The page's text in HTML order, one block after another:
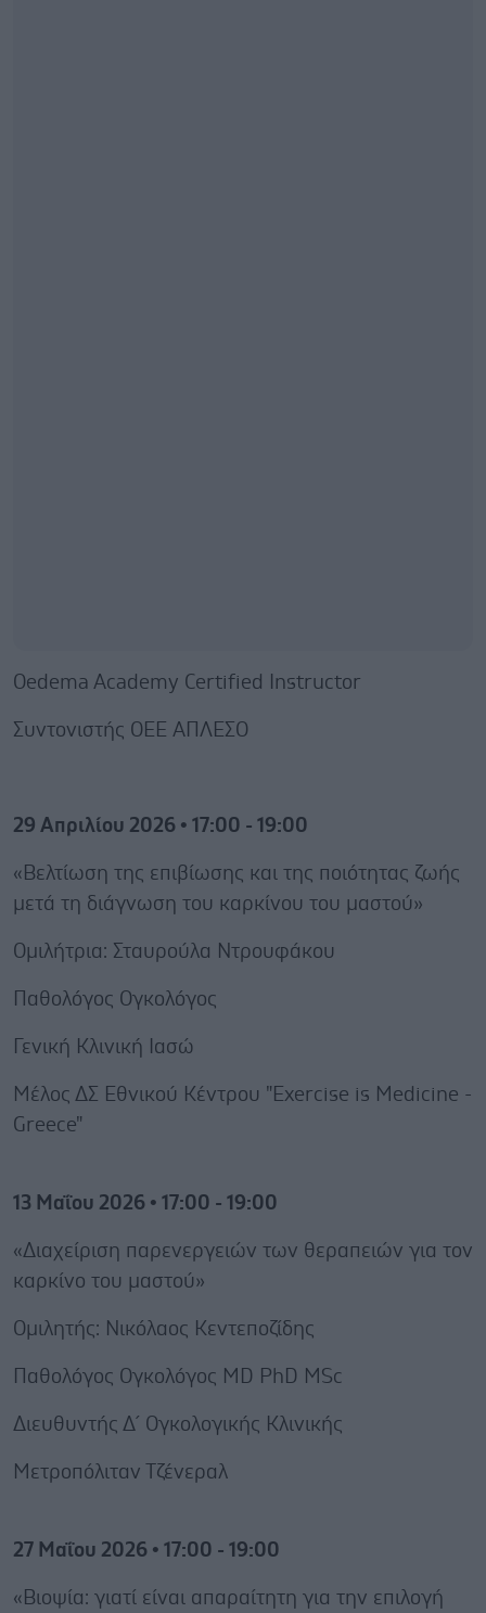
Oedema Academy Certified Instructor
Συντονιστής ΟΕΕ ΑΠΛΕΣΟ
29 Απριλίου 2026 • 17:00 - 19:00
«Βελτίωση της επιβίωσης και της ποιότητας ζωής
μετά τη διάγνωση του καρκίνου του μαστού»
Ομιλήτρια: Σταυρούλα Ντρουφάκου
Παθολόγος Ογκολόγος
Γενική Κλινική Ιασώ
Μέλος ΔΣ Εθνικού Κέντρου "Exercise is Medicine -
Greece"
13 Μαΐου 2026 • 17:00 - 19:00
«Διαχείριση παρενεργειών των θεραπειών για τον
καρκίνο του μαστού»
Ομιλητής: Νικόλαος Κεντεποζίδης
Παθολόγος Ογκολόγος MD PhD MSc
Διευθυντής Δ´ Ογκολογικής Κλινικής
Μετροπόλιταν Τζένεραλ
27 Μαΐου 2026 • 17:00 - 19:00
«Bιοψία: γιατί είναι απαραίτητη για την επιλογή